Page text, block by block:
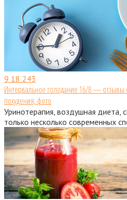
9 18 243
Интервальное голодание 16/8 — отзывы
похудения, фото
Уринотерапия, воздушная
только несколько современных